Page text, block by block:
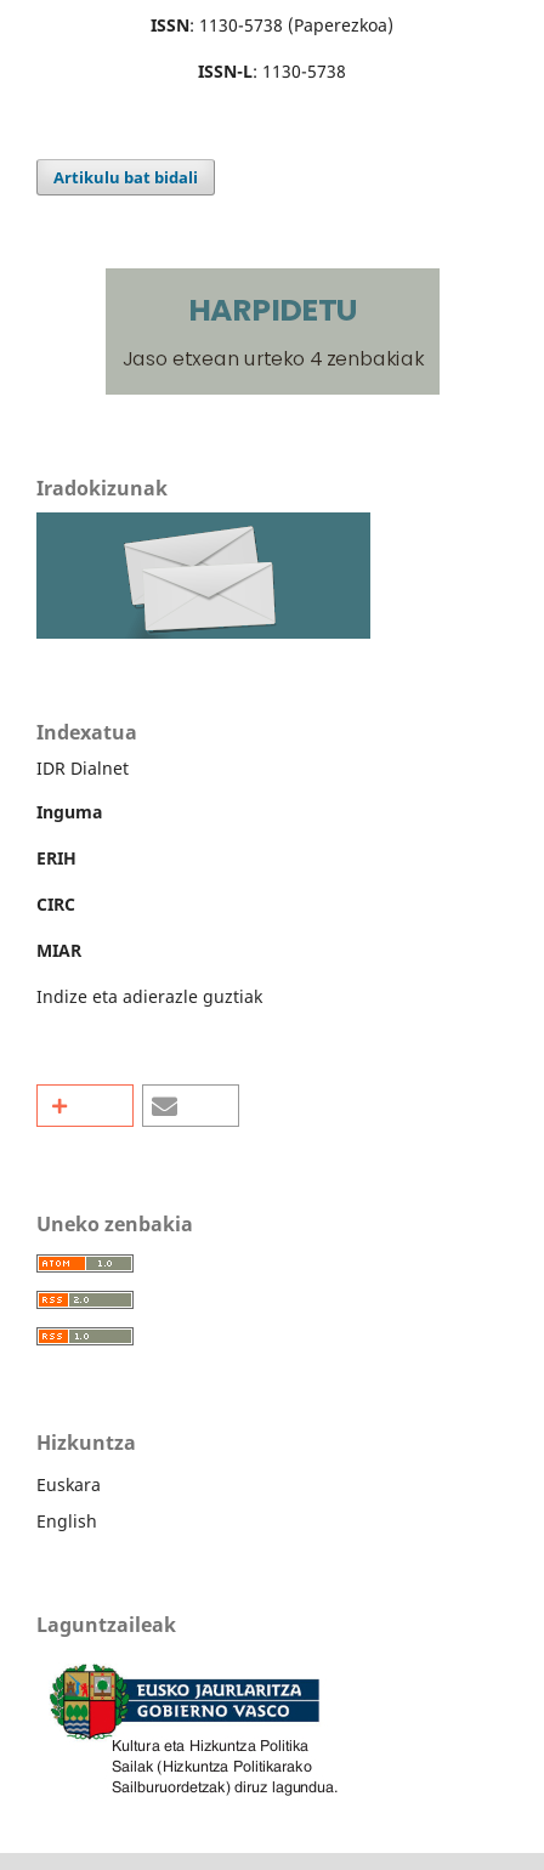
ISSN: 1130-5738 (Paperezkoa)
ISSN-L: 1130-5738
Artikulu bat bidali
Iradokizunak
Indexatua
IDR Dialnet
Inguma
ERIH
CIRC
MIAR
Indize eta adierazle guztiak
Uneko zenbakia
Hizkuntza
Euskara
English
Laguntzaileak